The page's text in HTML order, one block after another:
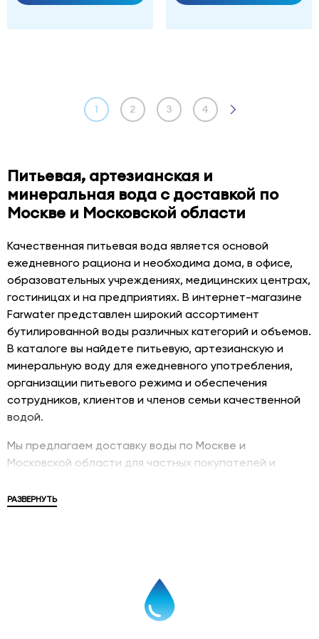
1 2 3 4
Питьевая, артезианская и
минеральная вода с доставкой по
Москве и Московской области
Качественная питьевая вода является основой
ежедневного рациона и необходима дома, в офисе,
образовательных учреждениях, медицинских центрах,
гостиницах и на предприятиях. В интернет-магазине
Farwater представлен широкий ассортимент
бутилированной воды различных категорий и объемов.
В каталоге вы найдете питьевую, артезианскую и
минеральную воду для ежедневного употребления,
организации питьевого режима и обеспечения
сотрудников, клиентов и членов семьи качественной
водой.
Мы предлагаем доставку воды по Москве и
Московской области для частных покупателей и
представлены популярные бренды, различные объемы
Питьевая вода в бутылках является удобным и
современным решением для обеспечения
РАЗВЕРНУТЬ